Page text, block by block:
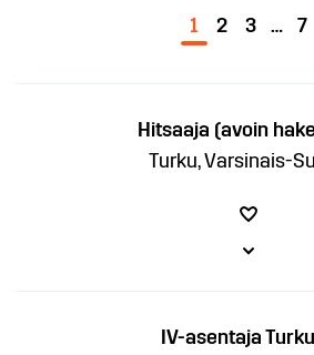
1 2 3 … 7
Hitsaaja (avoin
Turku, Varsinais-
IV-asentaja